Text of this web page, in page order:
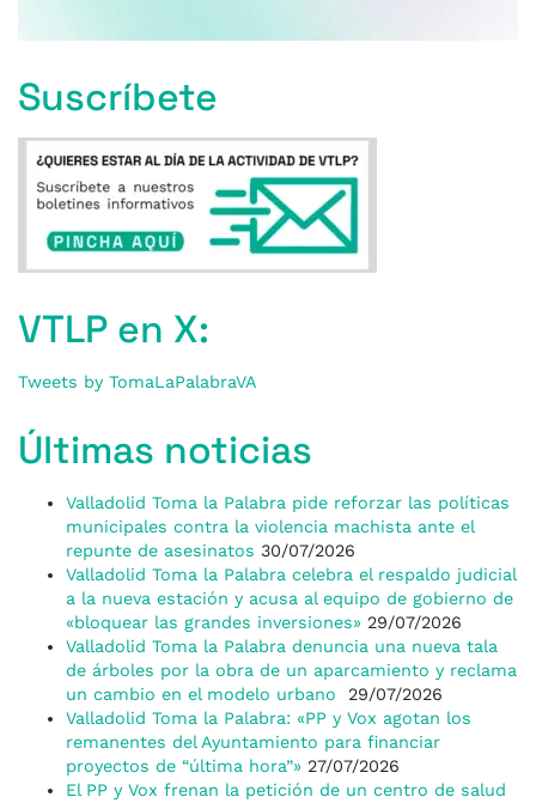
Suscríbete
VTLP en X:
Tweets by TomaLaPalabraVA
Últimas noticias
Valladolid Toma la Palabra pide reforzar las políticas
municipales contra la violencia machista ante el
repunte de asesinatos 30/07/2026
Valladolid Toma la Palabra celebra el respaldo judicial
a la nueva estación y acusa al equipo de gobierno de
«bloquear las grandes inversiones» 29/07/2026
Valladolid Toma la Palabra denuncia una nueva tala
de árboles por la obra de un aparcamiento y reclama
un cambio en el modelo urbano
29/07/2026
Valladolid Toma la Palabra: «PP y Vox agotan los
remanentes del Ayuntamiento para financiar
proyectos de “última hora”» 27/07/2026
El PP y Vox frenan la petición de un centro de salud